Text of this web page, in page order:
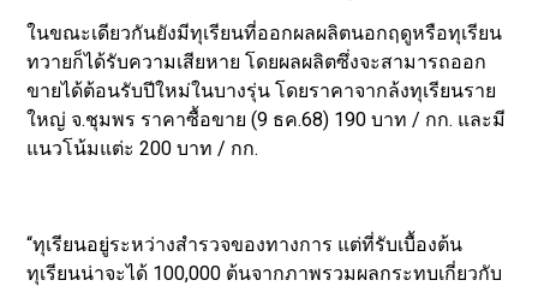
ในขณะเดียวกันยังมีทุเรียนที่ออกผลผลิตนอกฤดูหรือทุเรียน
ทวายก็ได้รับความเสียหาย โดยผลผลิตซึ่งจะสามารถออก
ขายได้ต้อนรับปีใหม่ในบางรุ่น โดยราคาจากล้งทุเรียนราย
ใหญ่ จ.ชุมพร ราคาซื้อขาย (9 ธค.68) 190 บาท / กก. และมี
แนวโน้มแต่ะ 200 บาท / กก.
“ทุเรียนอยู่ระหว่างสำรวจของทางการ แต่ที่รับเบื้องต้น
ทุเรียนน่าจะได้ 100,000 ต้นจากภาพรวมผลกระทบเกี่ยวกับ